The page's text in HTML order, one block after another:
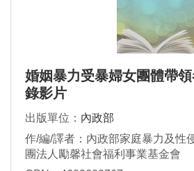
婚姻暴力受暴婦女團體帶
錄影片
出版單位： 內政部
作/編/譯者：內政部家庭暴力及性
團法人勵馨社會福利事業基金會